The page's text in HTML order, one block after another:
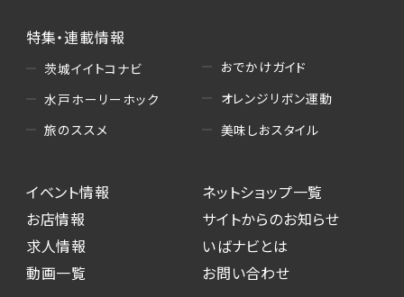
特集・連載情報
茨城イイトコナビ
水戸ホーリーホック
旅のススメ
おでかけガイド
オレンジリボン運動
美味しおスタイル
イベント情報
お店情報
求人情報
動画一覧
ネットショップ一覧
サイトからのお知らせ
いばナビとは
お問い合わせ